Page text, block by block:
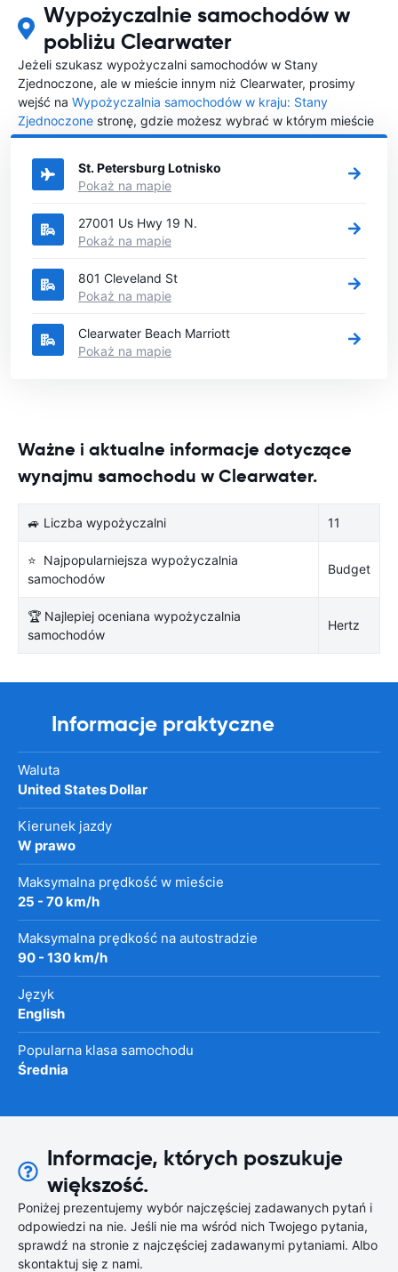
Wypożyczalnie samochodów w
pobliżu Clearwater
Jeżeli szukasz wypożyczalni samochodów w Stany
Zjednoczone, ale w mieście innym niż Clearwater, prosimy
wejść na Wypożyczalnia samochodów w kraju: Stany
Zjednoczone stronę, gdzie możesz wybrać w którym mieście
w Stany Zjednoczone chciałabyś wypożyczyć samochód.
St. Petersburg Lotnisko
Pokaż na mapie
27001 Us Hwy 19 N.
Pokaż na mapie
801 Cleveland St
Pokaż na mapie
Clearwater Beach Marriott
Pokaż na mapie
Ważne i aktualne informacje dotyczące
wynajmu samochodu w Clearwater.
🚙 Liczba wypożyczalni 11
⭐ Najpopularniejsza wypożyczalnia
samochodów
Budget
🏆 Najlepiej oceniana wypożyczalnia
samochodów
Hertz
Informacje praktyczne
Waluta
United States Dollar
Kierunek jazdy
W prawo
Maksymalna prędkość w mieście
25 - 70 km/h
Maksymalna prędkość na autostradzie
90 - 130 km/h
Język
English
Popularna klasa samochodu
Średnia
Informacje, których poszukuje
większość.
Poniżej prezentujemy wybór najczęściej zadawanych pytań i
odpowiedzi na nie. Jeśli nie ma wśród nich Twojego pytania,
sprawdź na stronie z najczęściej zadawanymi pytaniami. Albo
skontaktuj się z nami.